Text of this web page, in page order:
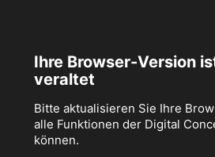
Ihre Browser-Version
veraltet
Bitte aktualisieren Sie Ihre
alle Funktionen der Digital
können.